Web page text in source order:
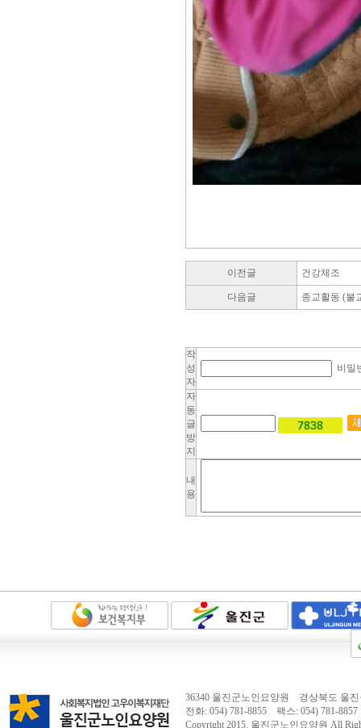
이전글 건강체조
다음글 종교활동 (불
작
성
자
비밀
자
동
글
방
지
내
용
36340 울진군노인요양원 경상북도 울진
전화: 054) 781-8855 팩스: 054) 781-
Copyright 2015. 울진군노인요양원 All